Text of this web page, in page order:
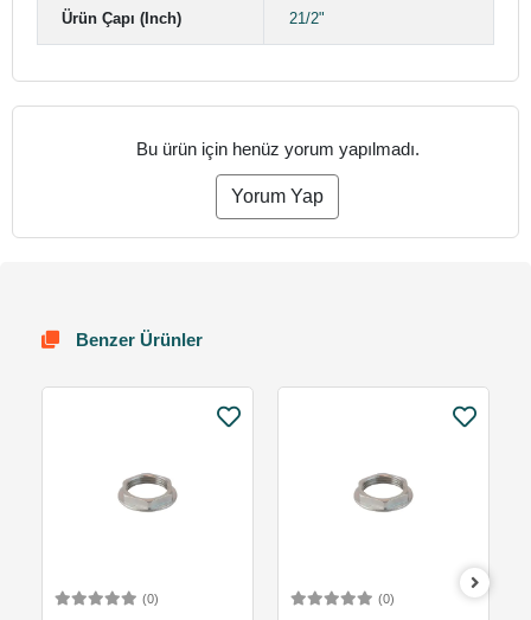
Ürün Çapı (Inch) 21/2"
Bu ürün için henüz yorum yapılmadı.
Yorum Yap
Benzer Ürünler
(0) (0)